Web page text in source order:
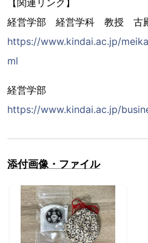
経営学部 経営学科 教授 古殿
https://www.kindai.ac.jp/
ml
経営学部
https://www.kindai.ac.jp/
添付画像・ファイル